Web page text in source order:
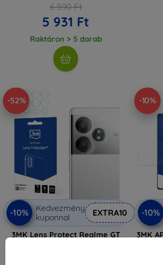
6 590 Ft
5 931 Ft
Raktáron > 5 darab
-52%
-10%
Kedvezmény
kuponnal
EXTRA10
3MK Lens Protect Realme GT
-10%
-10%
3MK